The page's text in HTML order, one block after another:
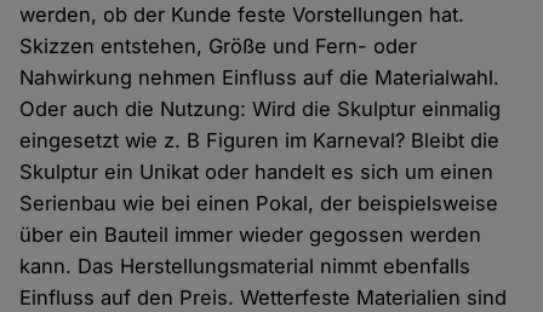
werden, ob der Kunde feste Vorstellungen hat.
Skizzen entstehen, Größe und Fern- oder
Nahwirkung nehmen Einfluss auf die Materialwahl.
Oder auch die Nutzung: Wird die Skulptur einmalig
eingesetzt wie z. B Figuren im Karneval? Bleibt die
Skulptur ein Unikat oder handelt es sich um einen
Serienbau wie bei einen Pokal, der beispielsweise
über ein Bauteil immer wieder gegossen werden
kann. Das Herstellungsmaterial nimmt ebenfalls
Einfluss auf den Preis. Wetterfeste Materialien sind